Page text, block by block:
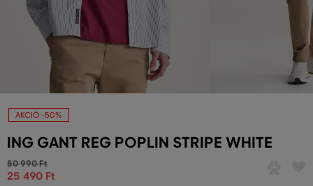
AKCIÓ -50%
ING GANT REG POPLIN STRIPE WHITE
50 990 Ft
25 490 Ft